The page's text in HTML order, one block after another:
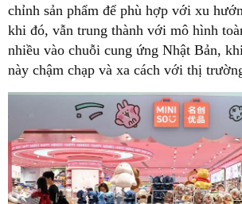
chỉnh sản phẩm để phù hợp với xu
khi đó, vẫn trung thành với mô hình
nhiều vào chuỗi cung ứng Nhật Bản,
này chậm chạp và xa cách với thị